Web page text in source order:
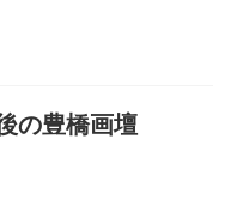
の豊橋画壇